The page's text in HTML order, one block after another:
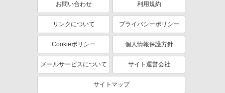
お問い合わせ 利用規約
リンクについて プライバシーポリシー
Cookieポリシー 個人情報保護方針
メールサービスについて サイト運営会社
サイトマップ